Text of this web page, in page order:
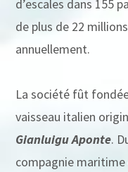
d’escales dans 155
de plus de 22
annuellement.
La société fût
vaisseau italien
Gianluigu Aponte.
compagnie maritime